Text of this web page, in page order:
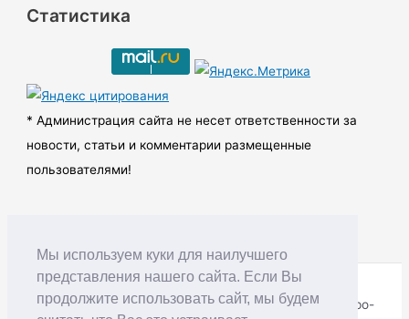
Мы используем куки для наилучшего
представления нашего сайта. Если Вы
продолжите использовать сайт, мы будем
х
ы
Статистика
* Администрация сайта не несет ответственности за
новости, статьи и комментарии размещенные
пользователями!
Copyright © RUDNIK.MOBI 28.06.2008 - 2026 | Северо-